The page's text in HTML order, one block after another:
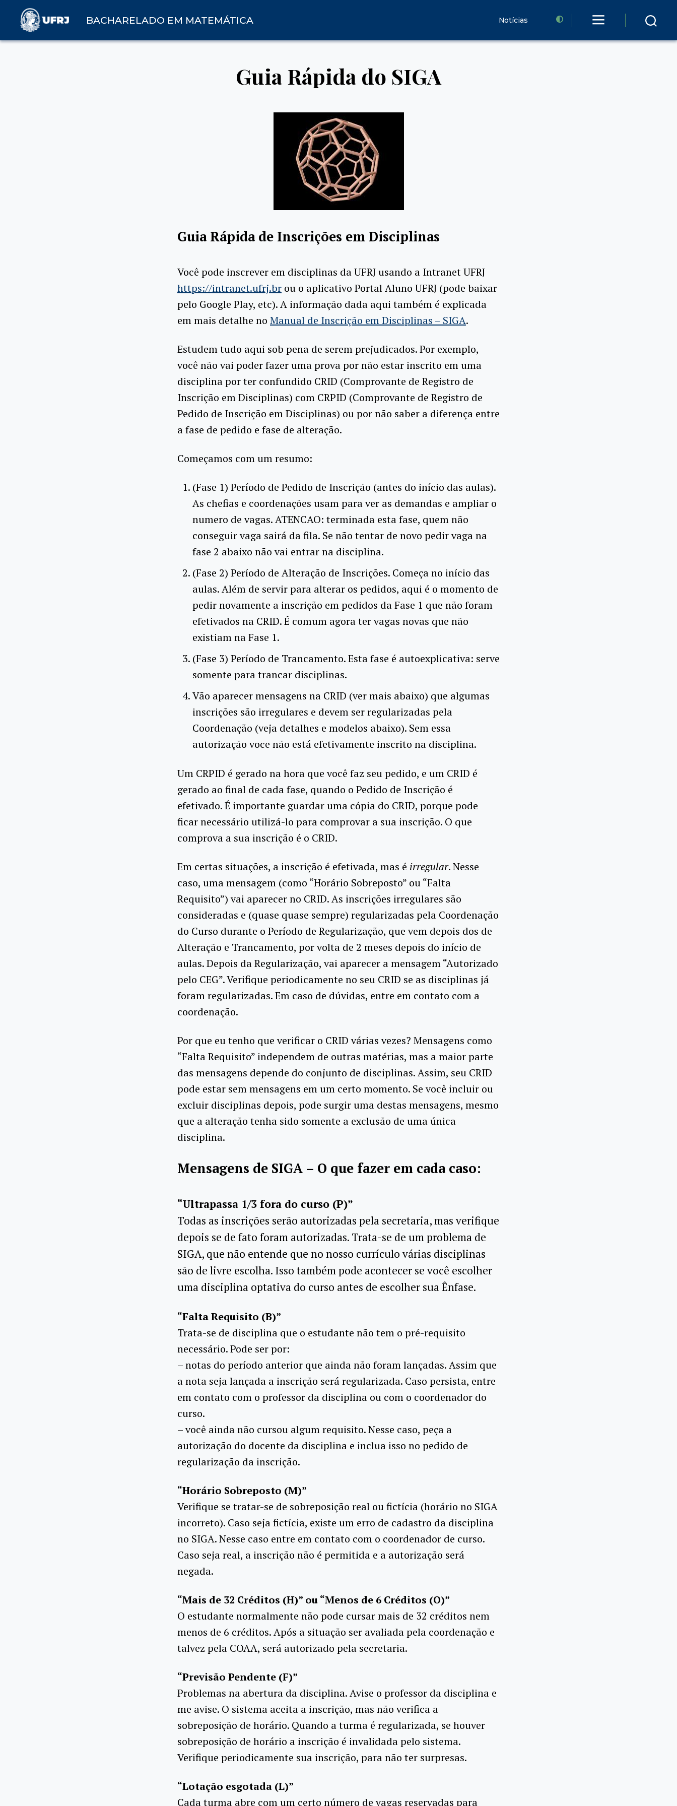
BACHARELADO EM MATEMÁTICA Notícias
Guia Rápida do SIGA
Guia Rápida de Inscrições em Disciplinas
Você pode inscrever em disciplinas da UFRJ usando a Intranet UFRJ
https://intranet.ufrj.br ou o aplicativo Portal Aluno UFRJ (pode baixar
pelo Google Play, etc). A informação dada aqui também é explicada
em mais detalhe no Manual de Inscrição em Disciplinas – SIGA.
Estudem tudo aqui sob pena de serem prejudicados. Por exemplo,
você não vai poder fazer uma prova por não estar inscrito em uma
disciplina por ter confundido CRID (Comprovante de Registro de
Inscrição em Disciplinas) com CRPID (Comprovante de Registro de
Pedido de Inscrição em Disciplinas) ou por não saber a diferença entre
a fase de pedido e fase de alteração.
Começamos com um resumo:
(Fase 1) Período de Pedido de Inscrição (antes do início das aulas).
As chefias e coordenações usam para ver as demandas e ampliar o
numero de vagas. ATENCAO: terminada esta fase, quem não
conseguir vaga sairá da fila. Se não tentar de novo pedir vaga na
fase 2 abaixo não vai entrar na disciplina.
(Fase 2) Período de Alteração de Inscrições. Começa no início das
aulas. Além de servir para alterar os pedidos, aqui é o momento de
pedir novamente a inscrição em pedidos da Fase 1 que não foram
efetivados na CRID. É comum agora ter vagas novas que não
existiam na Fase 1.
(Fase 3) Período de Trancamento. Esta fase é autoexplicativa: serve
somente para trancar disciplinas.
Vão aparecer mensagens na CRID (ver mais abaixo) que algumas
inscrições são irregulares e devem ser regularizadas pela
Coordenação (veja detalhes e modelos abaixo). Sem essa
autorização voce não está efetivamente inscrito na disciplina.
Um CRPID é gerado na hora que você faz seu pedido, e um CRID é
gerado ao final de cada fase, quando o Pedido de Inscrição é
efetivado. É importante guardar uma cópia do CRID, porque pode
ficar necessário utilizá-lo para comprovar a sua inscrição. O que
comprova a sua inscrição é o CRID.
Em certas situações, a inscrição é efetivada, mas é irregular. Nesse
caso, uma mensagem (como “Horário Sobreposto” ou “Falta
Requisito”) vai aparecer no CRID. As inscrições irregulares são
consideradas e (quase quase sempre) regularizadas pela Coordenação
do Curso durante o Período de Regularização, que vem depois dos de
Alteração e Trancamento, por volta de 2 meses depois do início de
aulas. Depois da Regularização, vai aparecer a mensagem “Autorizado
pelo CEG”. Verifique periodicamente no seu CRID se as disciplinas já
foram regularizadas. Em caso de dúvidas, entre em contato com a
coordenação.
Por que eu tenho que verificar o CRID várias vezes? Mensagens como
“Falta Requisito” independem de outras matérias, mas a maior parte
das mensagens depende do conjunto de disciplinas. Assim, seu CRID
pode estar sem mensagens em um certo momento. Se você incluir ou
excluir disciplinas depois, pode surgir uma destas mensagens, mesmo
que a alteração tenha sido somente a exclusão de uma única
disciplina.
Mensagens de SIGA – O que fazer em cada caso:
“Ultrapassa 1/3 fora do curso (P)”
Todas as inscrições serão autorizadas pela secretaria, mas verifique
depois se de fato foram autorizadas. Trata-se de um problema de
SIGA, que não entende que no nosso currículo várias disciplinas
são de livre escolha. Isso também pode acontecer se você escolher
uma disciplina optativa do curso antes de escolher sua Ênfase.
“Falta Requisito (B)”
Trata-se de disciplina que o estudante não tem o pré-requisito
necessário. Pode ser por:
– notas do período anterior que ainda não foram lançadas. Assim que
a nota seja lançada a inscrição será regularizada. Caso persista, entre
em contato com o professor da disciplina ou com o coordenador do
curso.
– você ainda não cursou algum requisito. Nesse caso, peça a
autorização do docente da disciplina e inclua isso no pedido de
regularização da inscrição.
“Horário Sobreposto (M)”
Verifique se tratar-se de sobreposição real ou fictícia (horário no SIGA
incorreto). Caso seja fictícia, existe um erro de cadastro da disciplina
no SIGA. Nesse caso entre em contato com o coordenador de curso.
Caso seja real, a inscrição não é permitida e a autorização será
negada.
“Mais de 32 Créditos (H)” ou “Menos de 6 Créditos (O)”
O estudante normalmente não pode cursar mais de 32 créditos nem
menos de 6 créditos. Após a situação ser avaliada pela coordenação e
talvez pela COAA, será autorizado pela secretaria.
“Previsão Pendente (F)”
Problemas na abertura da disciplina. Avise o professor da disciplina e
me avise. O sistema aceita a inscrição, mas não verifica a
sobreposição de horário. Quando a turma é regularizada, se houver
sobreposição de horário a inscrição é invalidada pelo sistema.
Verifique periodicamente sua inscrição, para não ter surpresas.
“Lotação esgotada (L)”
Cada turma abre com um certo número de vagas reservadas para